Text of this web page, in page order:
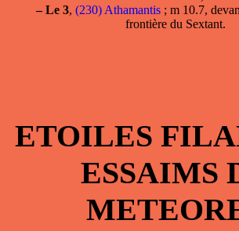
– Le 3, (230) Athamantis ; m 10.7,
frontière du Sextant.
ETOILES
ESSAIMS